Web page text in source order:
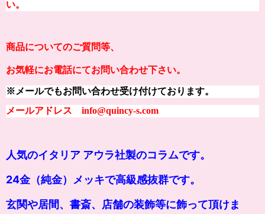
い。
商品についてのご質問等、
お気軽にお電話にてお問い合わせ下さい。
※メールでもお問い合わせ受け付けております。
メールアドレス info@quincy-s.com
人気のイタリア アウラ社製のコラムです。
24金（純金）メッキで高級感抜群です。
玄関や居間、書斎、店舗の装飾等に飾って頂けま